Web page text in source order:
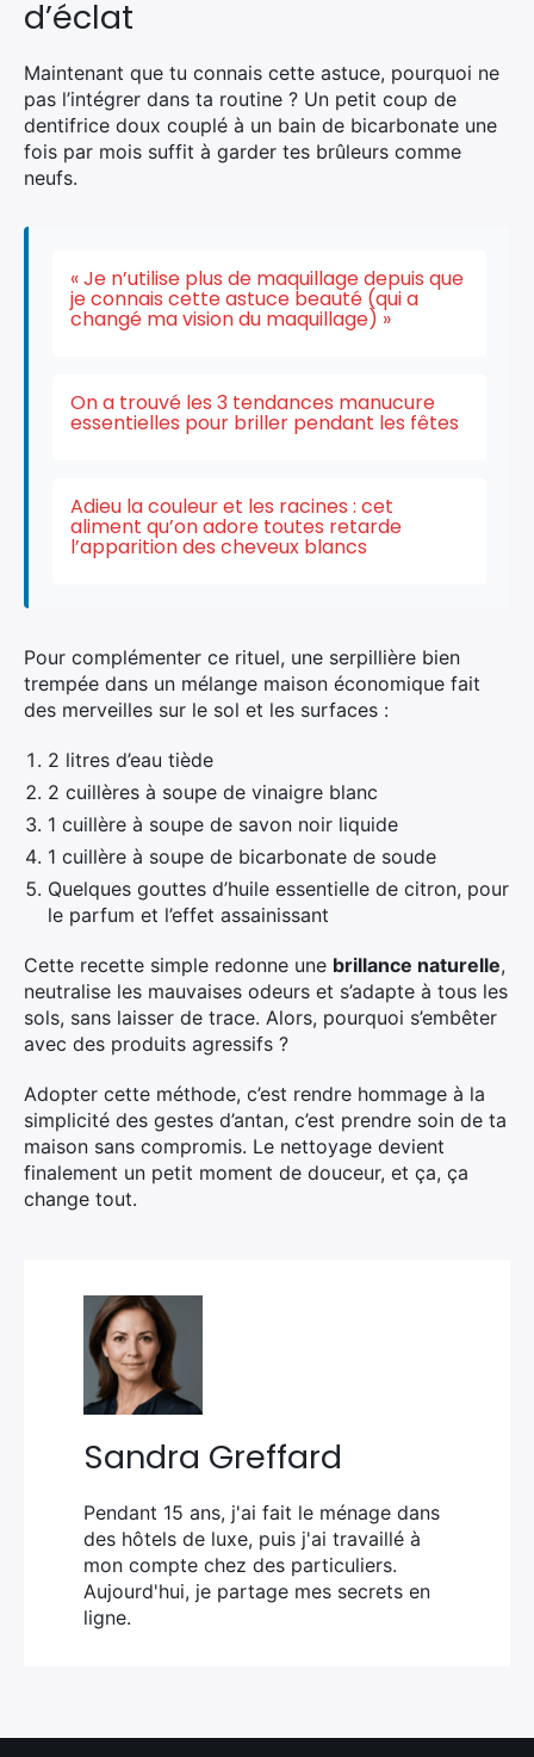
d’éclat
Maintenant que tu connais cette astuce, pourquoi ne
pas l’intégrer dans ta routine ? Un petit coup de
dentifrice doux couplé à un bain de bicarbonate une
fois par mois suffit à garder tes brûleurs comme
neufs.
« Je n’utilise plus de maquillage depuis que
je connais cette astuce beauté (qui a
changé ma vision du maquillage) »
On a trouvé les 3 tendances manucure
essentielles pour briller pendant les fêtes
Adieu la couleur et les racines : cet
aliment qu’on adore toutes retarde
l’apparition des cheveux blancs
Pour complémenter ce rituel, une serpillière bien
trempée dans un mélange maison économique fait
des merveilles sur le sol et les surfaces :
2 litres d’eau tiède
2 cuillères à soupe de vinaigre blanc
1 cuillère à soupe de savon noir liquide
1 cuillère à soupe de bicarbonate de soude
Quelques gouttes d’huile essentielle de citron, pour
le parfum et l’effet assainissant
Cette recette simple redonne une brillance naturelle,
neutralise les mauvaises odeurs et s’adapte à tous les
sols, sans laisser de trace. Alors, pourquoi s’embêter
avec des produits agressifs ?
Adopter cette méthode, c’est rendre hommage à la
simplicité des gestes d’antan, c’est prendre soin de ta
maison sans compromis. Le nettoyage devient
finalement un petit moment de douceur, et ça, ça
change tout.
Sandra Greffard
Pendant 15 ans, j'ai fait le ménage dans
des hôtels de luxe, puis j'ai travaillé à
mon compte chez des particuliers.
Aujourd'hui, je partage mes secrets en
ligne.